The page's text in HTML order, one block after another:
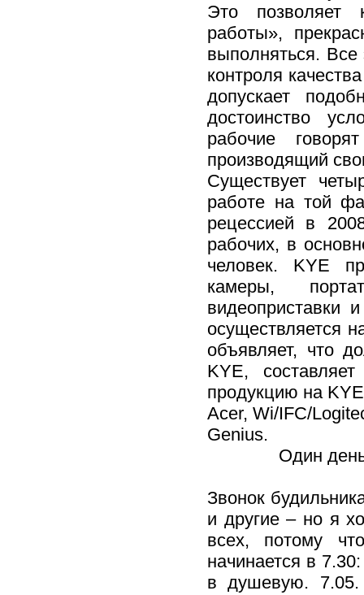
Это позволяет
работы»,
выполняться.
контроля
допускает
достоинство
рабочие
производящий
Существует
работе на той
рецессией в
рабочих, в
человек. KYE
камеры,
осуществляется
объявляет, что
KYE,
продукцию на
Acer, Wi/IFC/
Genius.
Один
Звонок
и другие – но я
всех, потому
начинается в
в душевую. 7.05.